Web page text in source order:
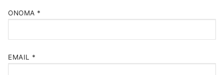
ΌΝΟΜΑ *
EMAIL *